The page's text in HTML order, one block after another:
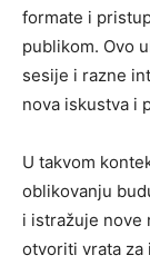
formate i
publikom. Ovo
sesije i razne
nova iskustva i
U takvom
oblikovanju
i istražuje nove
otvoriti vrata za